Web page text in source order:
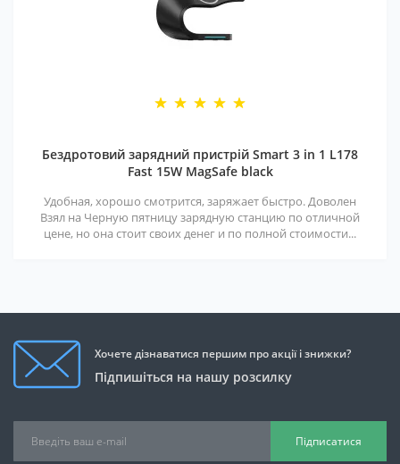
Бездротовий зарядний пристрій Smart 3 in 1 L178
Fast 15W MagSafe black
Удобная, хорошо смотрится, заряжает быстро. Доволен
Взял на Черную пятницу зарядную станцию по отличной
цене, но она стоит своих денег и по полной стоимости...
Хочете дізнаватися першим про акції і знижки?
Підпишіться на нашу розсилку
Підписатися